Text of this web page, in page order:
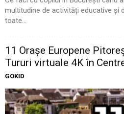
multitudine de activități educative și
toate...
11 Oraşe Europene
Tururi virtuale 4K în
GOKID